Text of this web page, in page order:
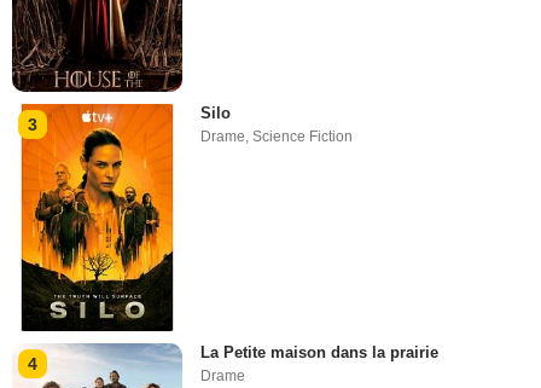
3
Silo
Drame,Science Fiction
4
La Petite maison dans la prairie
Drame